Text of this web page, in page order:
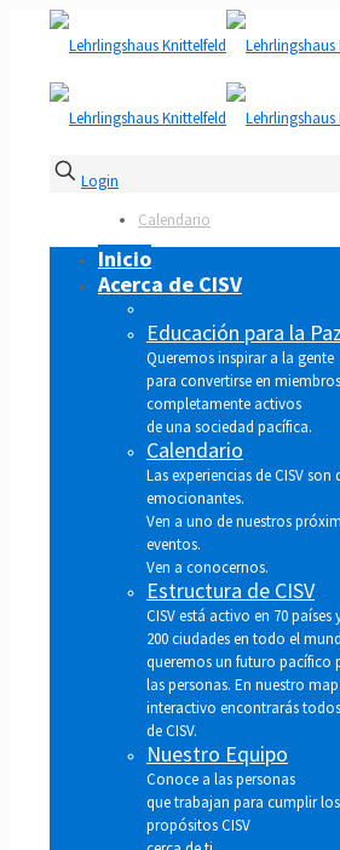
Login
Calendario
Inicio
Acerca de CISV
Educación para la Paz
Queremos inspirar a la gente
para convertirse en miembros
completamente activos
de una sociedad pacífica.
Calendario
Las experiencias de CISV son
emocionantes.
Ven a uno de nuestros
eventos.
Ven a conocernos.
Estructura de CISV
CISV está activo en 70 países
200 ciudades en todo el
queremos un futuro pacífico
las personas. En nuestro
interactivo encontrarás
de CISV.
Nuestro Equipo
Conoce a las personas
que trabajan para cumplir los
propósitos CISV